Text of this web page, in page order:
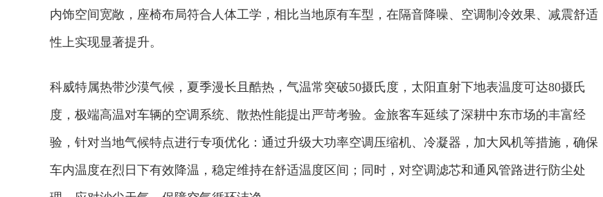
内饰空间宽敞，座椅布局符合人体工学，相比当地原有车型，在隔音降噪、空调制冷效果、减震舒适
性上实现显著提升。
科威特属热带沙漠气候，夏季漫长且酷热，气温常突破50摄氏度，太阳直射下地表温度可达80摄氏
度，极端高温对车辆的空调系统、散热性能提出严苛考验。金旅客车延续了深耕中东市场的丰富经
验，针对当地气候特点进行专项优化：通过升级大功率空调压缩机、冷凝器，加大风机等措施，确保
车内温度在烈日下有效降温，稳定维持在舒适温度区间；同时，对空调滤芯和通风管路进行防尘处